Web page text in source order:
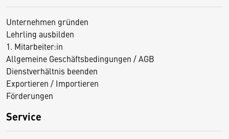
Unternehmen gründen
Lehrling ausbilden
1. Mitarbeiter:in
Allgemeine Geschäftsbedingungen / AGB
Dienstverhältnis beenden
Exportieren / Importieren
Förderungen
Service